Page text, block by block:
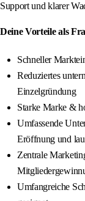
Support und klarer
Deine Vorteile als
Schneller
Reduziertes
Einzelgründung
Starke Marke &
Umfassende
Eröffnung und
Zentrale
Umfangreiche